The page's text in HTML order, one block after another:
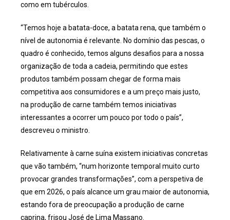
como em tubérculos.
“Temos hoje a batata-doce, a batata rena, que também o
nível de autonomia é relevante. No domínio das pescas, o
quadro é conhecido, temos alguns desafios para a nossa
organização de toda a cadeia, permitindo que estes
produtos também possam chegar de forma mais
competitiva aos consumidores e a um preço mais justo,
na produção de carne também temos iniciativas
interessantes a ocorrer um pouco por todo o país”,
descreveu o ministro.
Relativamente à carne suína existem iniciativas concretas
que vão também, “num horizonte temporal muito curto
provocar grandes transformações”, com a perspetiva de
que em 2026, o país alcance um grau maior de autonomia,
estando fora de preocupação a produção de carne
caprina, frisou José de Lima Massano.